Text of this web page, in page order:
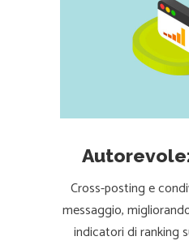
Cross-posting e
messaggio,
indicatori di ranking